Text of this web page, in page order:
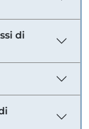
di